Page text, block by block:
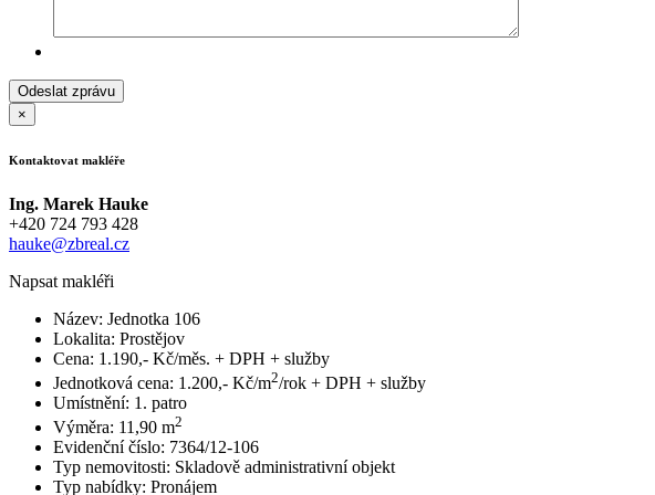
×
Kontaktovat makléře
Ing. Marek Hauke
+420 724 793 428
hauke@zbreal.cz
Napsat makléři
Název: Jednotka 106
Lokalita: Prostějov
Cena: 1.190,- Kč/měs. + DPH + služby
Jednotková cena: 1.200,- Kč/m2/rok + DPH + služby
Umístnění: 1. patro
Výměra: 11,90 m2
Evidenční číslo: 7364/12-106
Typ nemovitosti: Skladově administrativní objekt
Typ nabídky: Pronájem